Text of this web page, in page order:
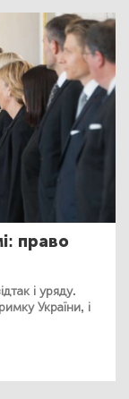
право
і уряду.
України, і